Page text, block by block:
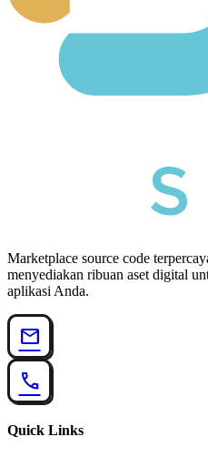
Marketplace source code
menyediakan ribuan aset digital
aplikasi Anda.
mail
call
Quick Links